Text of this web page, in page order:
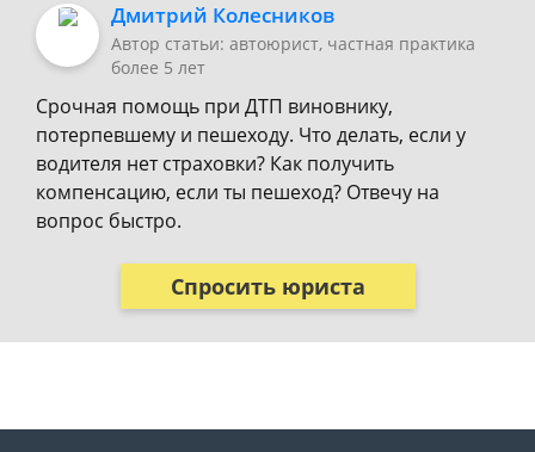
Дмитрий Колесников
Автор статьи: автоюрист, частная практика
более 5 лет
Срочная помощь при ДТП виновнику,
потерпевшему и пешеходу. Что делать, если у
водителя нет страховки? Как получить
компенсацию, если ты пешеход? Отвечу на
вопрос быстро.
Спросить юриста